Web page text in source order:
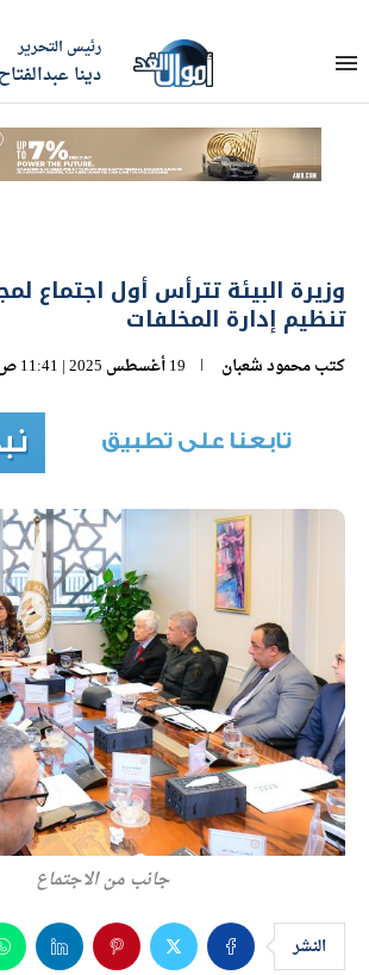
رئيس التحرير
دينا عبدالفتاح
وزيرة البيئة تترأس أول اجتماع
تنظيم إدارة المخلفات
كتبمحمود شعبان 19 أغسطس 2025 | 11:41 ص
جانب من الاجتماع
النشر